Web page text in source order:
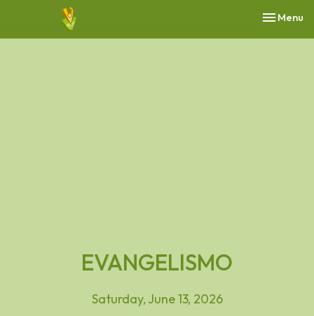
Toggle
Menu
EVANGELISMO
Saturday, June 13, 2026